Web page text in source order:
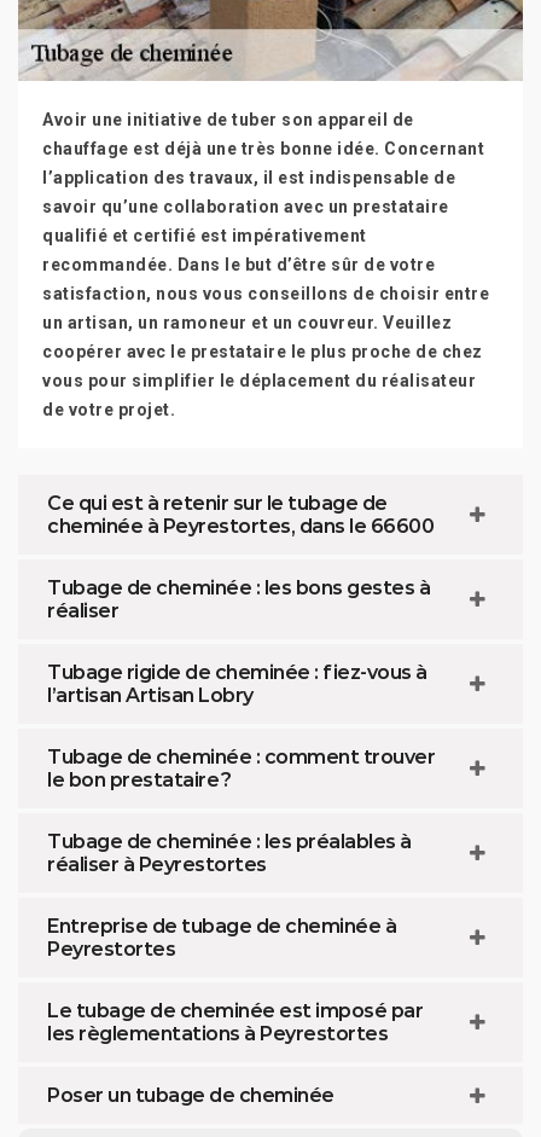
Avoir une initiative de tuber son appareil de
chauffage est déjà une très bonne idée. Concernant
l’application des travaux, il est indispensable de
savoir qu’une collaboration avec un prestataire
qualifié et certifié est impérativement
recommandée. Dans le but d’être sûr de votre
satisfaction, nous vous conseillons de choisir entre
un artisan, un ramoneur et un couvreur. Veuillez
coopérer avec le prestataire le plus proche de chez
vous pour simplifier le déplacement du réalisateur
de votre projet.
Ce qui est à retenir sur le tubage de
cheminée à Peyrestortes, dans le 66600
Tubage de cheminée : les bons gestes à
réaliser
Tubage rigide de cheminée : fiez-vous à
l’artisan Artisan Lobry
Tubage de cheminée : comment trouver
le bon prestataire ?
Tubage de cheminée : les préalables à
réaliser à Peyrestortes
Entreprise de tubage de cheminée à
Peyrestortes
Le tubage de cheminée est imposé par
les règlementations à Peyrestortes
Poser un tubage de cheminée